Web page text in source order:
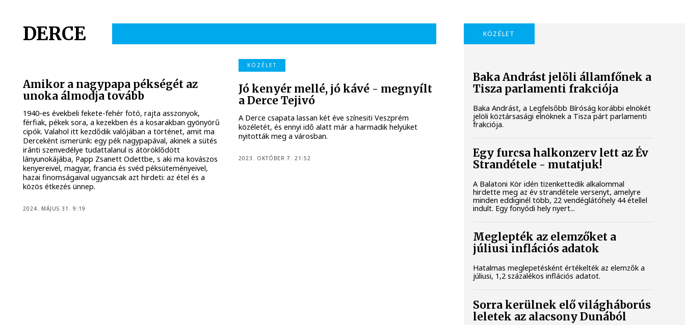
DERCE
Amikor a nagypapa pékségét az
unoka álmodja tovább
1940-es évekbeli fekete-fehér fotó, rajta asszonyok,
férfiak, pékek sora, a kezekben és a kosarakban gyönyörű
cipók. Valahol itt kezdődik valójában a történet, amit ma
Derceként ismerünk: egy pék nagypapával, akinek a sütés
iránti szenvedélye tudattalanul is átöröklődött
lányunokájába, Papp Zsanett Odettbe, s aki ma kovászos
kenyereivel, magyar, francia és svéd péksüteményeivel,
hazai finomságaival ugyancsak azt hirdeti: az étel és a
közös étkezés ünnep.
2024. MÁJUS 31. 9:19
KÖZÉLET
Jó kenyér mellé, jó kávé - megnyílt
a Derce Tejivó
A Derce csapata lassan két éve színesiti Veszprém
közéletét, és ennyi idő alatt már a harmadik helyüket
nyitották meg a városban.
2023. OKTÓBER 7. 21:52
KÖZÉLET
Baka Andrást jelöli államfőnek a
Tisza parlamenti frakciója
Baka Andrást, a Legfelsőbb Bíróság korábbi elnökét
jelöli köztársasági elnöknek a Tisza párt parlamenti
frakciója.
Egy furcsa halkonzerv lett az Év
Strandétele - mutatjuk!
A Balatoni Kör idén tizenkettedik alkalommal
hirdette meg az év strandétele versenyt, amelyre
minden eddiginél több, 22 vendéglátóhely 44 étellel
indult. Egy fonyódi hely nyert...
Meglepték az elemzőket a
júliusi inflációs adatok
Hatalmas meglepetésként értékelték az elemzők a
júliusi, 1,2 százalékos inflációs adatot.
Sorra kerülnek elő világháborús
leletek az alacsony Dunából